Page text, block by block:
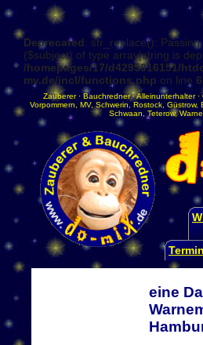
Deprecated: str_replace():
($subject) of type array|string is
/homepages/17/d4295016151/
mv.de/incl/functions.php on line 6
Zauberer·Bauchredner·Alleinunterhalter·
Vorpommern
MV, Schwerin Rostock Güstrow,
Schwaan ,Teterow,
eine